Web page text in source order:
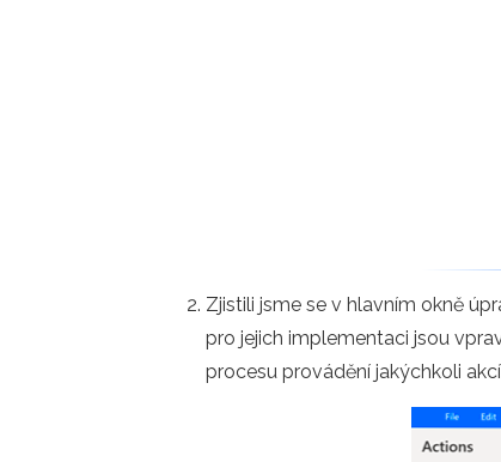
Zjistili jsme se v hlavním okně
pro jejich implementaci jsou
procesu provádění jakýchkoli